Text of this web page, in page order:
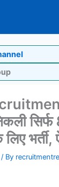
सिर्फ
लिए
/ By